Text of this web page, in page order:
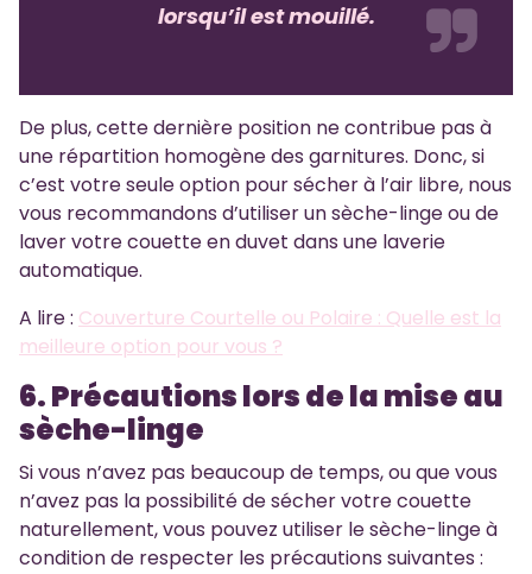
lorsqu’il est mouillé.
De plus, cette dernière position ne contribue pas à
une répartition homogène des garnitures. Donc, si
c’est votre seule option pour sécher à l’air libre, nous
vous recommandons d’utiliser un sèche-linge ou de
laver votre couette en duvet dans une laverie
automatique.
A lire : Couverture Courtelle ou Polaire : Quelle est la
meilleure option pour vous ?
6. Précautions lors de la mise au
sèche-linge
Si vous n’avez pas beaucoup de temps, ou que vous
n’avez pas la possibilité de sécher votre couette
naturellement, vous pouvez utiliser le sèche-linge à
condition de respecter les précautions suivantes :